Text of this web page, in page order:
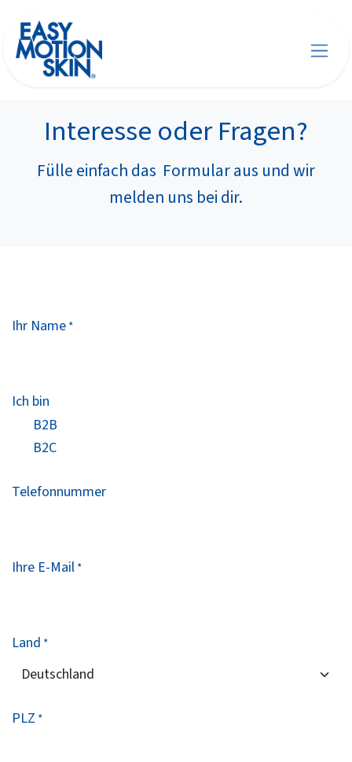
Interesse oder Fragen?
Fülle einfach das Formular aus und wir
melden uns bei dir.
Ihr Name*
Ich bin
B2B
B2C
Telefonnummer
Ihre E-Mail*
Land *
PLZ *